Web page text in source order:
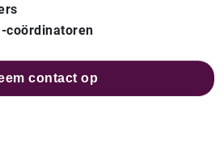
coördinatoren
contact op